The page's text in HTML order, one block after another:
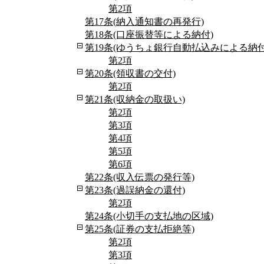
第2項
第17条(納入通知書の再発行)
第18条(口座振替等による納付)
第19条(ゆうちょ銀行自動払込みによる納
第2項
第20条(領収書の交付)
第2項
第21条(収納金の取扱い)
第2項
第3項
第4項
第5項
第6項
第22条(収入伝票の発行等)
第23条(過誤納金の還付)
第2項
第24条(小切手の支払地の区域)
第25条(証券の支払拒絶等)
第2項
第3項